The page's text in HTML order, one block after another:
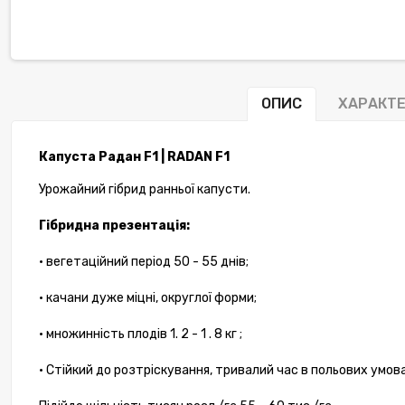
ОПИС
Капуста Радан F1 | RADAN F1
Урожайний гібрид ранньої капусти.
Гібридна презентація:
• вегетаційний період 50 - 55 днів;
• качани дуже міцні, округлої форми;
• множинність плодів 1. 2 - 1 . 8 кг ;
• Стійкий до розтріскування, тривалий час в польових